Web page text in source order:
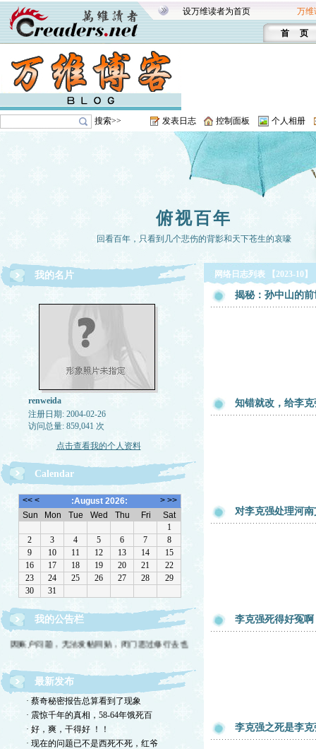
设万维读者为首页 万维
首 页
搜索>> 发表日志 控制面板 个人相册
俯视百年
回看百年，只看到几个悲伤的背影和天下苍生的哀嚎
我的名片
renweida
注册日期: 2004-02-26
访问总量: 859,041 次
点击查看我的个人资料
Calendar
我的公告栏
因账户问题，无法发帖回贴，闭门思过修行去也
最新发布
· 蔡奇秘密报告总算看到了现象
· 震惊千年的真相，58-64年饿死百
· 好，爽，干得好 ！！
· 现在的问题已不是西死不死，红爷
网络日志列表 【2023-10】
揭秘：孙中山的
知错就改，给李
对李克强处理河
李克强死得好冤
李克强之死是李